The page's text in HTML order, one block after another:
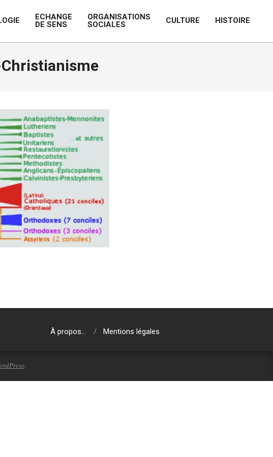
ECHANGE
DE SENS
ORGANISATIONS
SOCIALES
CULTURE HISTOIRE
À propos… Mentions légales
.